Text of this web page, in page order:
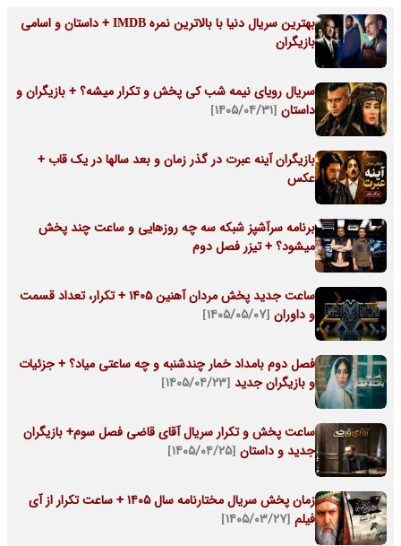
بهترین سریال دنیا با بالاترین نمره IMDB + داستان و اسامی
بازیگران
سریال رویای نیمه شب کی پخش و تکرار میشه؟ + بازیگران و
داستان [۱۴۰۵/۰۴/۳۱]
بازیگران آینه عبرت در گذر زمان و بعد سالها در یک قاب +
عکس
برنامه سرآشپز شبکه سه چه روزهایی و ساعت چند پخش
میشود؟ + تیزر فصل دوم
ساعت جدید پخش مردان آهنین 1405 + تکرار، تعداد قسمت
و داوران [۱۴۰۵/۰۵/۰۷]
فصل دوم بامداد خمار چندشنبه و چه ساعتی میاد؟ + جزئیات
و بازیگران جدید [۱۴۰۵/۰۴/۲۳]
ساعت پخش و تکرار سریال آقای قاضی فصل سوم+ بازیگران
جدید و داستان [۱۴۰۵/۰۴/۲۵]
زمان پخش سریال مختارنامه سال ۱۴۰۵ + ساعت تکرار از آی
فیلم [۱۴۰۵/۰۳/۲۷]